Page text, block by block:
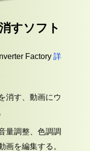
すソフト
Factory 詳
消す、動画にウ
量調整、色調調
画を編集する。